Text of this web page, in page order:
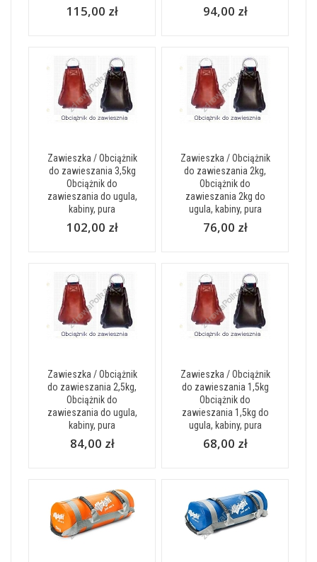
115,00 zł 94,00 zł
Zawieszka / Obciążnik
do zawieszania 3,5kg
Obciążnik do
zawieszania do ugula,
kabiny, pura
102,00 zł
Zawieszka / Obciążnik
do zawieszania 2kg,
Obciążnik do
zawieszania 2kg do
ugula, kabiny, pura
76,00 zł
Zawieszka / Obciążnik
do zawieszania 2,5kg,
Obciążnik do
zawieszania do ugula,
kabiny, pura
84,00 zł
Zawieszka / Obciążnik
do zawieszania 1,5kg
Obciążnik do
zawieszania 1,5kg do
ugula, kabiny, pura
68,00 zł